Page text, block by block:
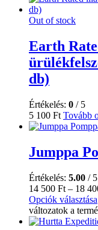
Out of stock
Earth
db)
Értékelés: 0 / 5
5 100 Ft Tovább
Jumppa
Értékelés: 5.00 / 5
14 500 Ft – 18
Opciók választása
változatok a